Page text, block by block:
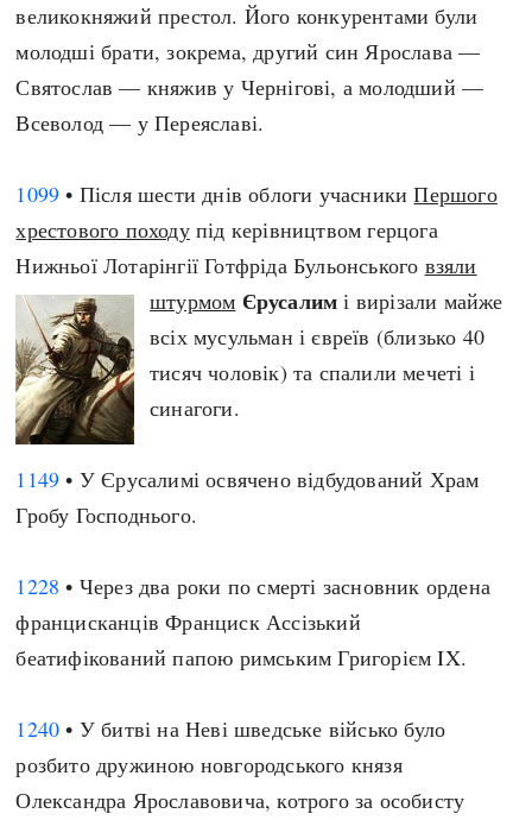
А(нта)рктика
Африка
Європа
Визначальні події
#Хештеги
Автори
великокняжий престол. Його конкурентами були
молодші брати, зокрема, другий син Ярослава —
Святослав — княжив у Чернігові, а молодший —
Всеволод — у Переяславі.
1099 • Після шести днів облоги учасникиПершого
хрестового походупід керівництвом герцога
Нижньої Лотарінгії Готфріда Бульонського взяли
штурмом Єрусалим і вирізали майже
всіх мусульман і євреїв (близько 40
тисяч чоловік) та спалили мечеті і
синагоги.
1149 • У Єрусалимі освячено відбудований Храм
Гробу Господнього.
1228 • Через два роки по смерті засновник ордена
францисканців Франциск Ассізький
беатифікований папою римським Григорієм IX.
1240 • У битві на Неві шведське військо було
розбито дружиною новгородського князя
Олександра Ярославовича, котрого за особисту